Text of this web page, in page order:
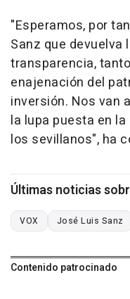
"Esperamos, por
Sanz que devuelva
transparencia,
enajenación del
inversión. Nos van
la lupa puesta en
los sevillanos", ha
Últimas noticias
VOX José Luis Sanz
Contenido patrocinado